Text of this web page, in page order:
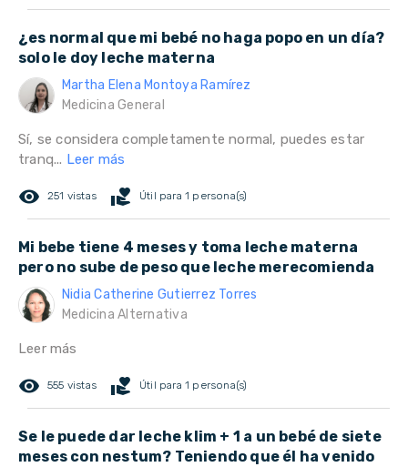
¿es normal que mi bebé no haga popo en un día?
solo le doy leche materna
Martha Elena Montoya Ramírez
Medicina General
Sí, se considera completamente normal, puedes estar
tranq... Leer más
remove_red_eye 251 vistas volunteer_activism Útil para 1 persona(s)
Mi bebe tiene 4 meses y toma leche materna
pero no sube de peso que leche merecomienda
Nidia Catherine Gutierrez Torres
Medicina Alternativa
Leer más
remove_red_eye 555 vistas volunteer_activism Útil para 1 persona(s)
Se le puede dar leche klim + 1 a un bebé de siete
meses con nestum? Teniendo que él ha venido